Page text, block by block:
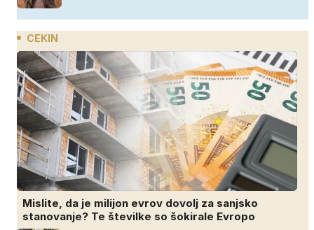
CEKIN
Mislite, da je milijon evrov dovolj za sanjsko
stanovanje? Te številke so šokirale Evropo